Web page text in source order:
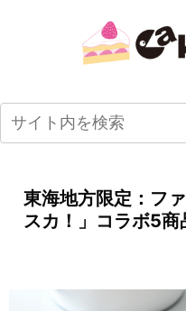
東海地方限定：フ
スカ！」コラボ5商